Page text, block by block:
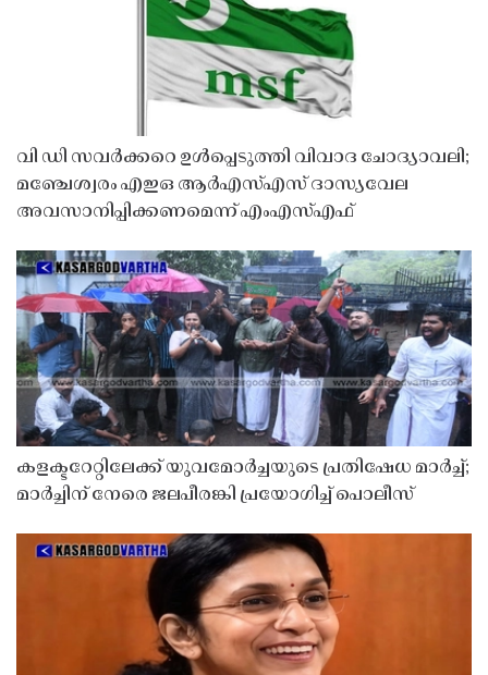
വി ഡി സവർക്കറെ ഉൾപ്പെടുത്തി വിവാദ ചോദ്യാവലി;
മഞ്ചേശ്വരം എഇഒ ആർഎസ്എസ് ദാസ്യവേല
അവസാനിപ്പിക്കണമെന്ന് എംഎസ്എഫ്
കളക്ടറേറ്റിലേക്ക് യുവമോർച്ചയുടെ പ്രതിഷേധ മാർച്ച്;
മാർച്ചിന് നേരെ ജലപീരങ്കി പ്രയോഗിച്ച് പൊലീസ്